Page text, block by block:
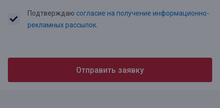
Подтверждаю согласие на получение информационно-
рекламных рассылок.
Отправить заявку